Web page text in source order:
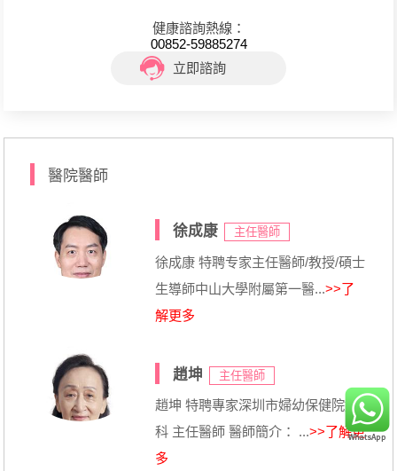
健康諮詢熱線：
00852-59885274
立即諮詢
醫院醫師
徐成康 主任醫師
徐成康 特聘专家主任醫師/教授/碩士
生導師中山大學附屬第一醫...>>了
解更多
趙坤 主任醫師
趙坤 特聘專家深圳市婦幼保健院婦
科 主任醫師 醫師簡介： ...>>了解更
多